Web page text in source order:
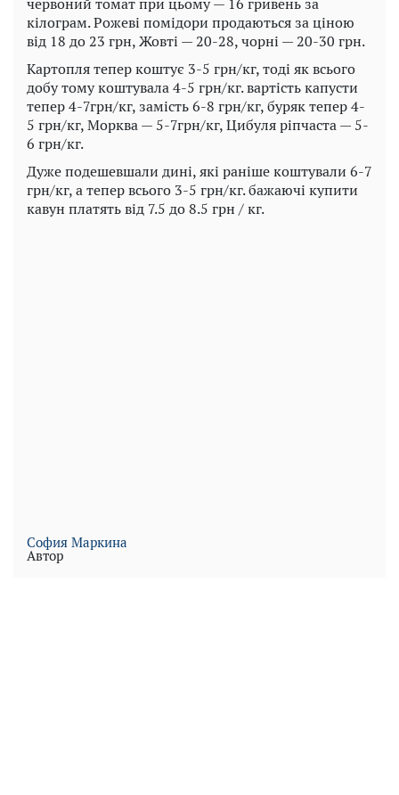
кілограм. Рожеві помідори продаються за ціною
від 18 до 23 грн, Жовті — 20-28, чорні — 20-30 грн.
Картопля тепер коштує 3-5 грн/кг, тоді як всього
добу тому коштувала 4-5 грн/кг. вартість капусти
тепер 4-7грн/кг, замість 6-8 грн/кг, буряк тепер 4-
5 грн/кг, Морква — 5-7грн/кг, Цибуля ріпчаста — 5-
6 грн/кг.
Дуже подешевшали дині, які раніше коштували 6-7
грн/кг, а тепер всього 3-5 грн/кг. бажаючі купити
кавун платять від 7.5 до 8.5 грн / кг.
София Маркина
Автор